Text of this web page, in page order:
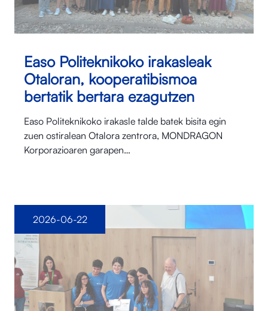
Easo Politeknikoko irakasleak
Otaloran, kooperatibismoa
bertatik bertara ezagutzen
Easo Politeknikoko irakasle talde batek bisita egin
zuen ostiralean Otalora⁠ zentrora, MONDRAGON
Korporazioaren garapen…
2026-06-22